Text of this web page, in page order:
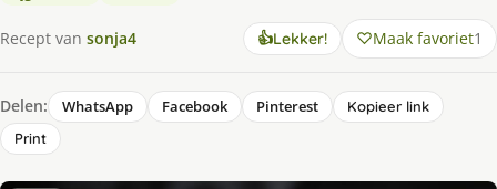
Recept van sonja4 👍Lekker! Maak favoriet1
Delen: WhatsApp Facebook Pinterest
Kopieer link
Print